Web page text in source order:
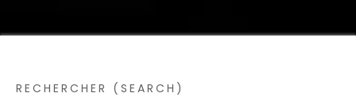
RECHERCHER (SEARCH)